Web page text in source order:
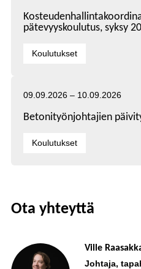
pätevyyskoulutus, syksy
Kategoriat:
Koulutukset
Tapahtuma alkaa:
09.09.2026 – Tapahtuma
10.09.2026
Betonityönjohtajien
Kategoriat:
Koulutukset
Ota yhteyttä
Ville
Johtaja,